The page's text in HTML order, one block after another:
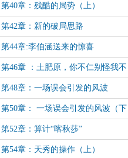
第40章：残酷的局势（上）
第42章：新的破局思路
第44章:李伯涵送来的惊喜
第46章 ：土肥原，你不仁别怪我不
义！
第48章：一场误会引发的风波
（上）
第50章： 一场误会引发的风波（下
缺）
第52章：算计“喀秋莎”
第54章：天秀的操作（上）